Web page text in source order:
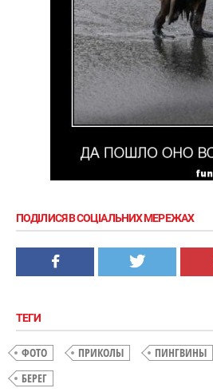
ПОДІЛИСЯ В СОЦІАЛЬНИХ МЕРЕЖАХ
ТЕГИ
ФОТО ПРИКОЛЫ ПИНГВИНЫ
БЕРЕГ